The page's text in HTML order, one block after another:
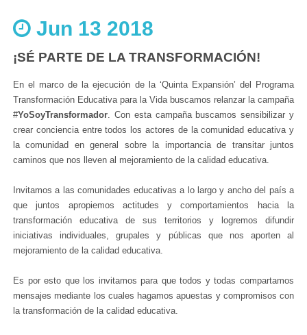
Jun 13 2018
¡SÉ PARTE DE LA TRANSFORMACIÓN!
En el marco de la ejecución de la ‘Quinta Expansión’ del Programa
Transformación Educativa para la Vida buscamos relanzar la campaña
#YoSoyTransformador. Con esta campaña buscamos sensibilizar y
crear conciencia entre todos los actores de la comunidad educativa y
la comunidad en general sobre la importancia de transitar juntos
caminos que nos lleven al mejoramiento de la calidad educativa.
Invitamos a las comunidades educativas a lo largo y ancho del país a
que juntos apropiemos actitudes y comportamientos hacia la
transformación educativa de sus territorios y logremos difundir
iniciativas individuales, grupales y públicas que nos aporten al
mejoramiento de la calidad educativa.
Es por esto que los invitamos para que todos y todas compartamos
mensajes mediante los cuales hagamos apuestas y compromisos con
la transformación de la calidad educativa.